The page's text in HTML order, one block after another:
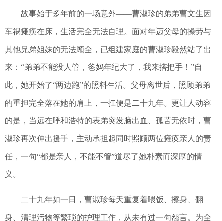
故事始于多年前的一场意外——曹淑珍的弟弟曹文生因
车祸瘫痪在床，生活完全无法自理。面对年迈父母的操劳与
其他兄弟姐妹的无法顾全，已组建家庭的曹淑珍毅然站了出
来：“弟弟不能没人管，爸妈年纪大了，我来搭把手！”自
此，她开始了“两边跑”的照料生活。父母离世后，照顾弟弟
的重担完全落在她的肩上，一扛便是二十九年。更让人动容
的是，当远在呼和浩特的表弟突发脑出血、孤苦无依时，曹
淑珍再次伸出援手，主动承担起同时照顾两位瘫痪亲人的责
任，一句“都是亲人，不能不管”道尽了她朴素而深厚的情
义。
二十九年如一日，曹淑珍每天重复着喂饭、擦身、翻
身、清理污物等繁琐的护理工作，从未有过一句怨言。为全